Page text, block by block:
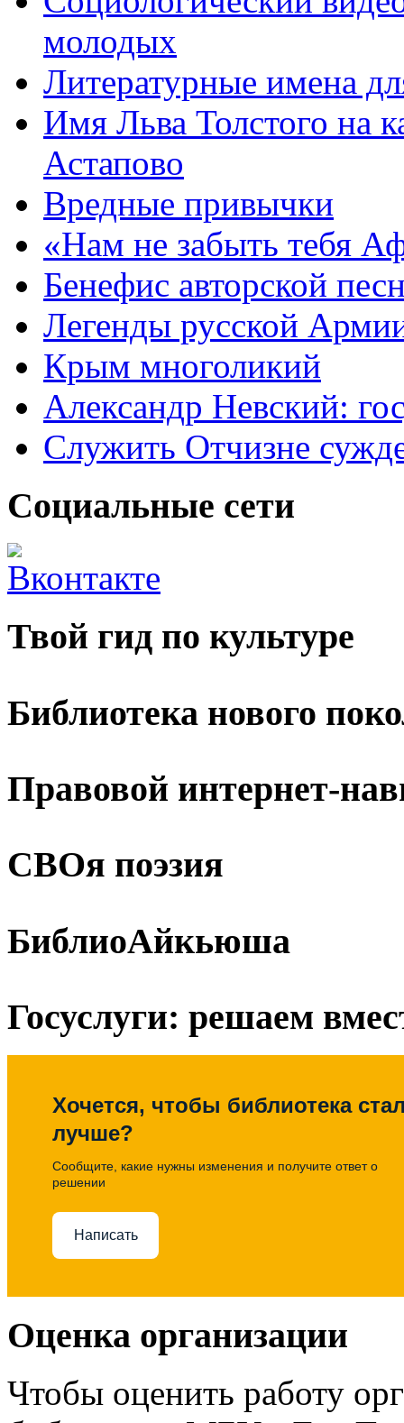
молодых
Литературные имена
Имя Льва Толстого на
Астапово
Вредные привычки
«Нам не забыть тебя
Бенефис авторской
Легенды русской
Крым многоликий
Александр Невский:
Служить Отчизне
Социальные сети
Твой гид по культуре
Библиотека нового
Правовой интернет-
СВОя поэзия
БиблиоАйкьюша
Госуслуги: решаем
Хочется, чтобы библиотека
лучше?
Сообщите, какие нужны изменения и получите ответ о
решении
Написать
Оценка организации
Чтобы оценить работу